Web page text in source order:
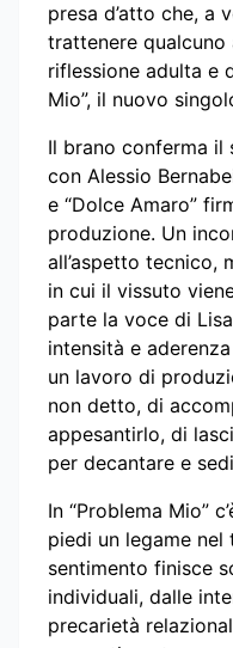
presa d’atto che, a
trattenere qualcuno
riflessione adulta e
Mio”, il nuovo
Il brano conferma
con Alessio
e “Dolce Amaro”
produzione. Un
all’aspetto tecnico,
in cui il vissuto
parte la voce di
intensità e
un lavoro di
non detto, di
appesantirlo, di
per decantare e
In “Problema Mio”
piedi un legame nel
sentimento finisce
individuali, dalle
precarietà